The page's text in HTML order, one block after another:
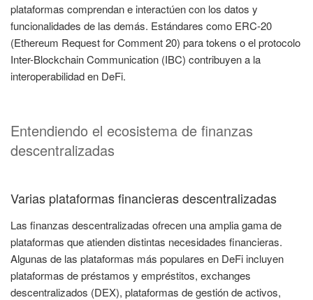
plataformas comprendan e interactúen con los datos y
funcionalidades de las demás. Estándares como ERC-20
(Ethereum Request for Comment 20) para tokens o el protocolo
Inter-Blockchain Communication (IBC) contribuyen a la
interoperabilidad en DeFi.
Entendiendo el ecosistema de finanzas
descentralizadas
Varias plataformas financieras descentralizadas
Las finanzas descentralizadas ofrecen una amplia gama de
plataformas que atienden distintas necesidades financieras.
Algunas de las plataformas más populares en DeFi incluyen
plataformas de préstamos y empréstitos, exchanges
descentralizados (DEX), plataformas de gestión de activos,